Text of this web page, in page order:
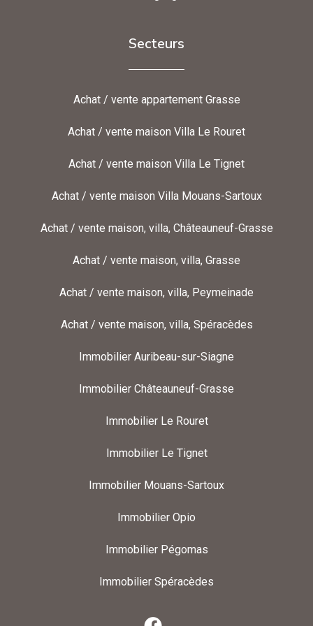
Secteurs
Achat / vente appartement Grasse
Achat / vente maison Villa Le Rouret
Achat / vente maison Villa Le Tignet
Achat / vente maison Villa Mouans-Sartoux
Achat / vente maison, villa, Châteauneuf-Grasse
Achat / vente maison, villa, Grasse
Achat / vente maison, villa, Peymeinade
Achat / vente maison, villa, Spéracèdes
Immobilier Auribeau-sur-Siagne
Immobilier Châteauneuf-Grasse
Immobilier Le Rouret
Immobilier Le Tignet
Immobilier Mouans-Sartoux
Immobilier Opio
Immobilier Pégomas
Immobilier Spéracèdes